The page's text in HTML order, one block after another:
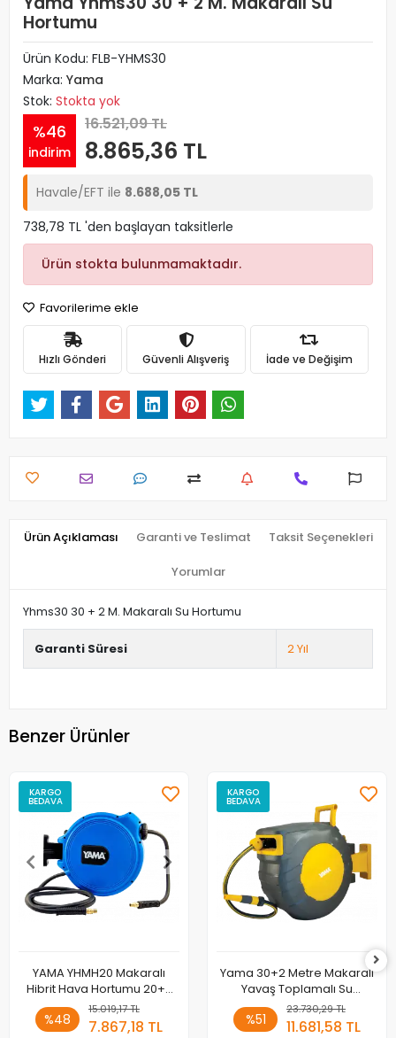
Hortumu
Ürün Kodu: FLB-YHMS30
Marka: Yama
Stok: Stokta yok
%46
indirim
16.521,09 TL
8.865,36 TL
Havale/EFT ile 8.688,05 TL
738,78 TL 'den başlayan taksitlerle
Ürün stokta bulunmamaktadır.
Favorilerime ekle
Hızlı Gönderi Güvenli Alışveriş İade ve Değişim
Ürün Açıklaması Garanti ve Teslimat Taksit Seçenekleri
Yorumlar
Yhms30 30 + 2 M. Makaralı Su Hortumu
Garanti Süresi 2 Yıl
Benzer Ürünler
KARGO
BEDAVA
YAMA YHMH20 Makaralı
Hibrit Hava Hortumu 20+2
metre
%48
15.019,17 TL
7.867,18 TL
KARGO
BEDAVA
Yama 30+2 Metre Makaralı
Yavaş Toplamalı Su
Hortumu YHMS3058
%51
23.730,29 TL
11.681,58 TL